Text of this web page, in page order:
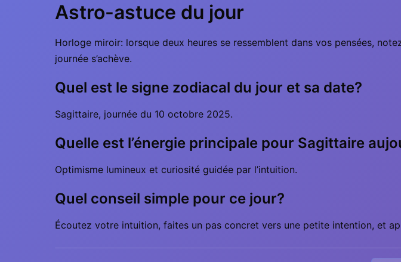
Astro-astuce du jour
Horloge miroir: lorsque deux heures se ressemblent dans vos pensées,
journée s’achève.
Quel est le signe zodiacal du jour et sa date?
Sagittaire, journée du 10 octobre 2025.
Quelle est l’énergie principale pour Sagittaire
Optimisme lumineux et curiosité guidée par l’intuition.
Quel conseil simple pour ce jour?
Écoutez votre intuition, faites un pas concret vers une petite intention, et